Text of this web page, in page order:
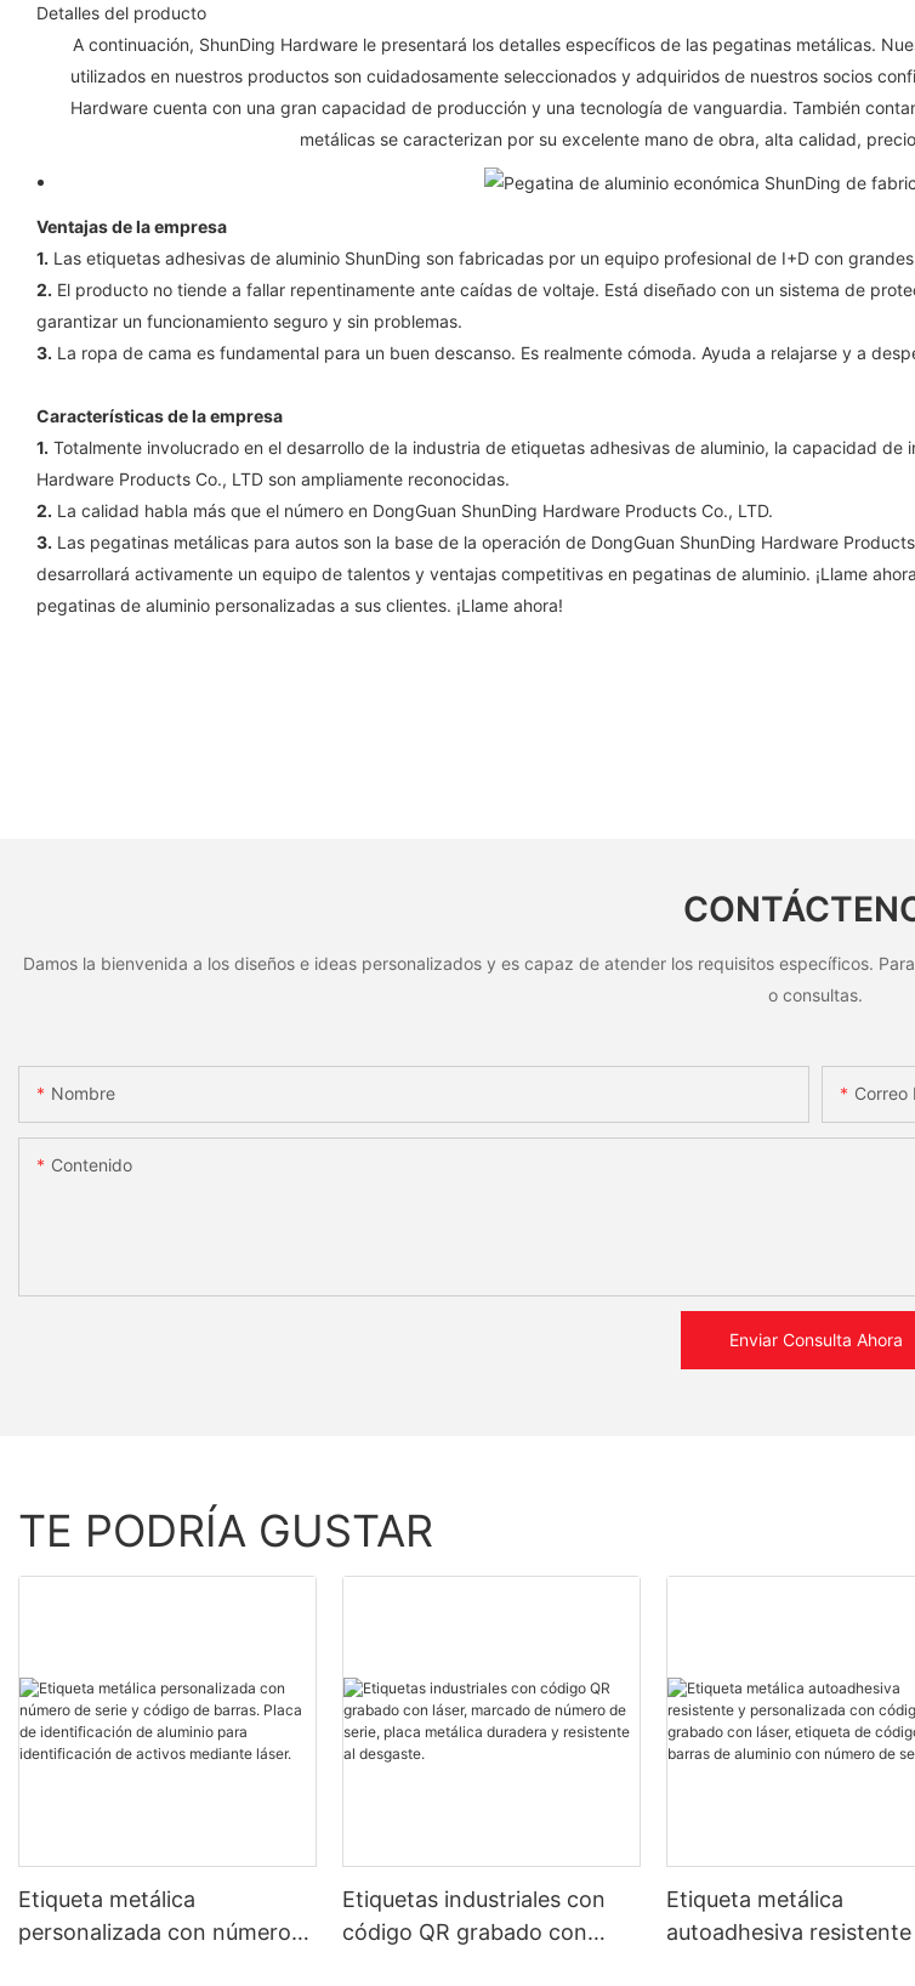
Detalles del producto
A continuación, ShunDing Hardware le presentará los detalles específicos de las pegatinas metálicas.
utilizados en nuestros productos son cuidadosamente seleccionados y adquiridos de nuestros socios
Hardware cuenta con una gran capacidad de producción y una tecnología de vanguardia. También
metálicas se caracterizan por su excelente mano de obra, alta calidad,
Ventajas de la empresa
1. Las etiquetas adhesivas de aluminio ShunDing son fabricadas por un equipo profesional de I+D con
2. El producto no tiende a fallar repentinamente ante caídas de voltaje. Está diseñado con un sistema de
garantizar un funcionamiento seguro y sin problemas.
3. La ropa de cama es fundamental para un buen descanso. Es realmente cómoda. Ayuda a relajarse y a
Características de la empresa
1. Totalmente involucrado en el desarrollo de la industria de etiquetas adhesivas de aluminio, la capacidad
Hardware Products Co., LTD son ampliamente reconocidas.
2. La calidad habla más que el número en DongGuan ShunDing Hardware Products Co., LTD.
3. Las pegatinas metálicas para autos son la base de la operación de DongGuan ShunDing Hardware
desarrollará activamente un equipo de talentos y ventajas competitivas en pegatinas de aluminio. ¡Llame
pegatinas de aluminio personalizadas a sus clientes. ¡Llame ahora!
Damos la bienvenida a los diseños e ideas personalizados y es capaz de atender los requisitos específicos.
o consultas.
Nombre Correo
Contenido
Enviar Consulta Ahora
TE PODRÍA GUSTAR
Etiqueta metálica
personalizada con número
Etiquetas industriales con
código QR grabado con
Etiqueta metálica
autoadhesiva